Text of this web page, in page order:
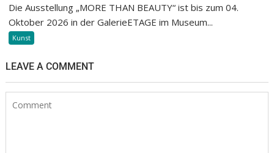
Die Ausstellung „MORE THAN BEAUTY“ ist bis zum 04.
Oktober 2026 in der GalerieETAGE im Museum...
Kunst
LEAVE A COMMENT